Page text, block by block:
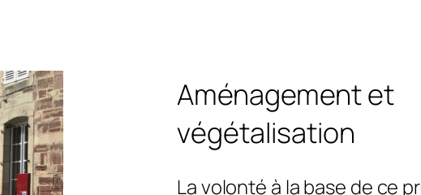
Aménagement et
végétalisation
La volonté à la base de ce